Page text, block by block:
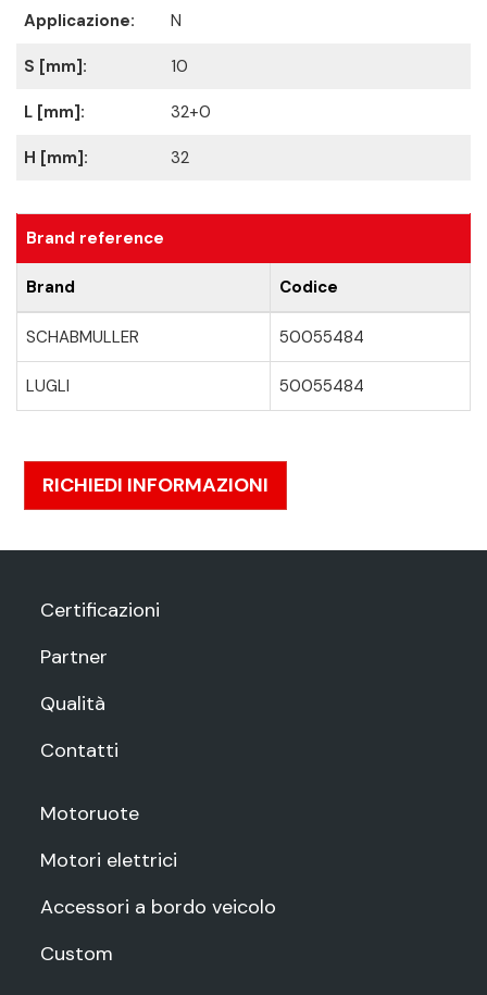
Applicazione: N
S [mm]: 10
L [mm]: 32+0
H [mm]: 32
Brand reference
Brand Codice
SCHABMULLER 50055484
LUGLI 50055484
RICHIEDI INFORMAZIONI
Certificazioni
Partner
Qualità
Contatti
Motoruote
Motori elettrici
Accessori a bordo veicolo
Custom